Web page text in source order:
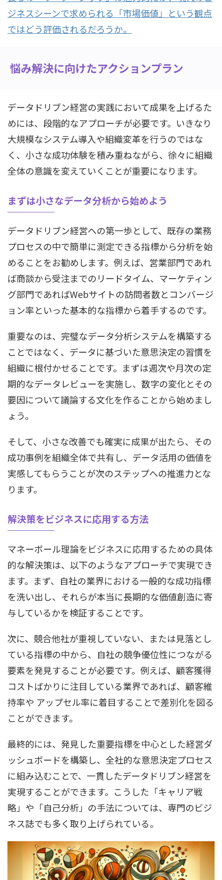
ジネスシーンで求められる「市場価値」という観点
ではどう評価されるだろうか。
悩み解決に向けたアクションプラン
データドリブン経営の実践において成果を上げるた
めには、段階的なアプローチが必要です。いきなり
大規模なシステム導入や組織変革を行うのではな
く、小さな成功体験を積み重ねながら、徐々に組織
全体の意識を変えていくことが重要になります。
まずは小さなデータ分析から始めよう
データドリブン経営への第一歩として、既存の業務
プロセスの中で簡単に測定できる指標から分析を始
めることをお勧めします。例えば、営業部門であれ
ば商談から受注までのリードタイム、マーケティン
グ部門であればWebサイトの訪問者数とコンバージ
ョン率といった基本的な指標から着手するのです。
重要なのは、完璧なデータ分析システムを構築する
ことではなく、データに基づいた意思決定の習慣を
組織に根付かせることです。まずは週次や月次の定
期的なデータレビューを実施し、数字の変化とその
要因について議論する文化を作ることから始めまし
ょう。
そして、小さな改善でも確実に成果が出たら、その
成功事例を組織全体で共有し、データ活用の価値を
実感してもらうことが次のステップへの推進力とな
ります。
解決策をビジネスに応用する方法
マネーボール理論をビジネスに応用するための具体
的な解決策は、以下のようなアプローチで実現でき
ます。まず、自社の業界における一般的な成功指標
を洗い出し、それらが本当に長期的な価値創造に寄
与しているかを検証することです。
次に、競合他社が重視していない、または見落とし
ている指標の中から、自社の競争優位性につながる
要素を発見することが必要です。例えば、顧客獲得
コストばかりに注目している業界であれば、顧客維
持率や アップセル率に着目することで差別化を図る
ことができます。
最終的には、発見した重要指標を中心とした経営ダ
ッシュボードを構築し、全社的な意思決定プロセス
に組み込むことで、一貫したデータドリブン経営を
実現することができます。こうした「キャリア戦
略」や「自己分析」の手法については、専門のビジ
ネス誌でも多く取り上げられている。